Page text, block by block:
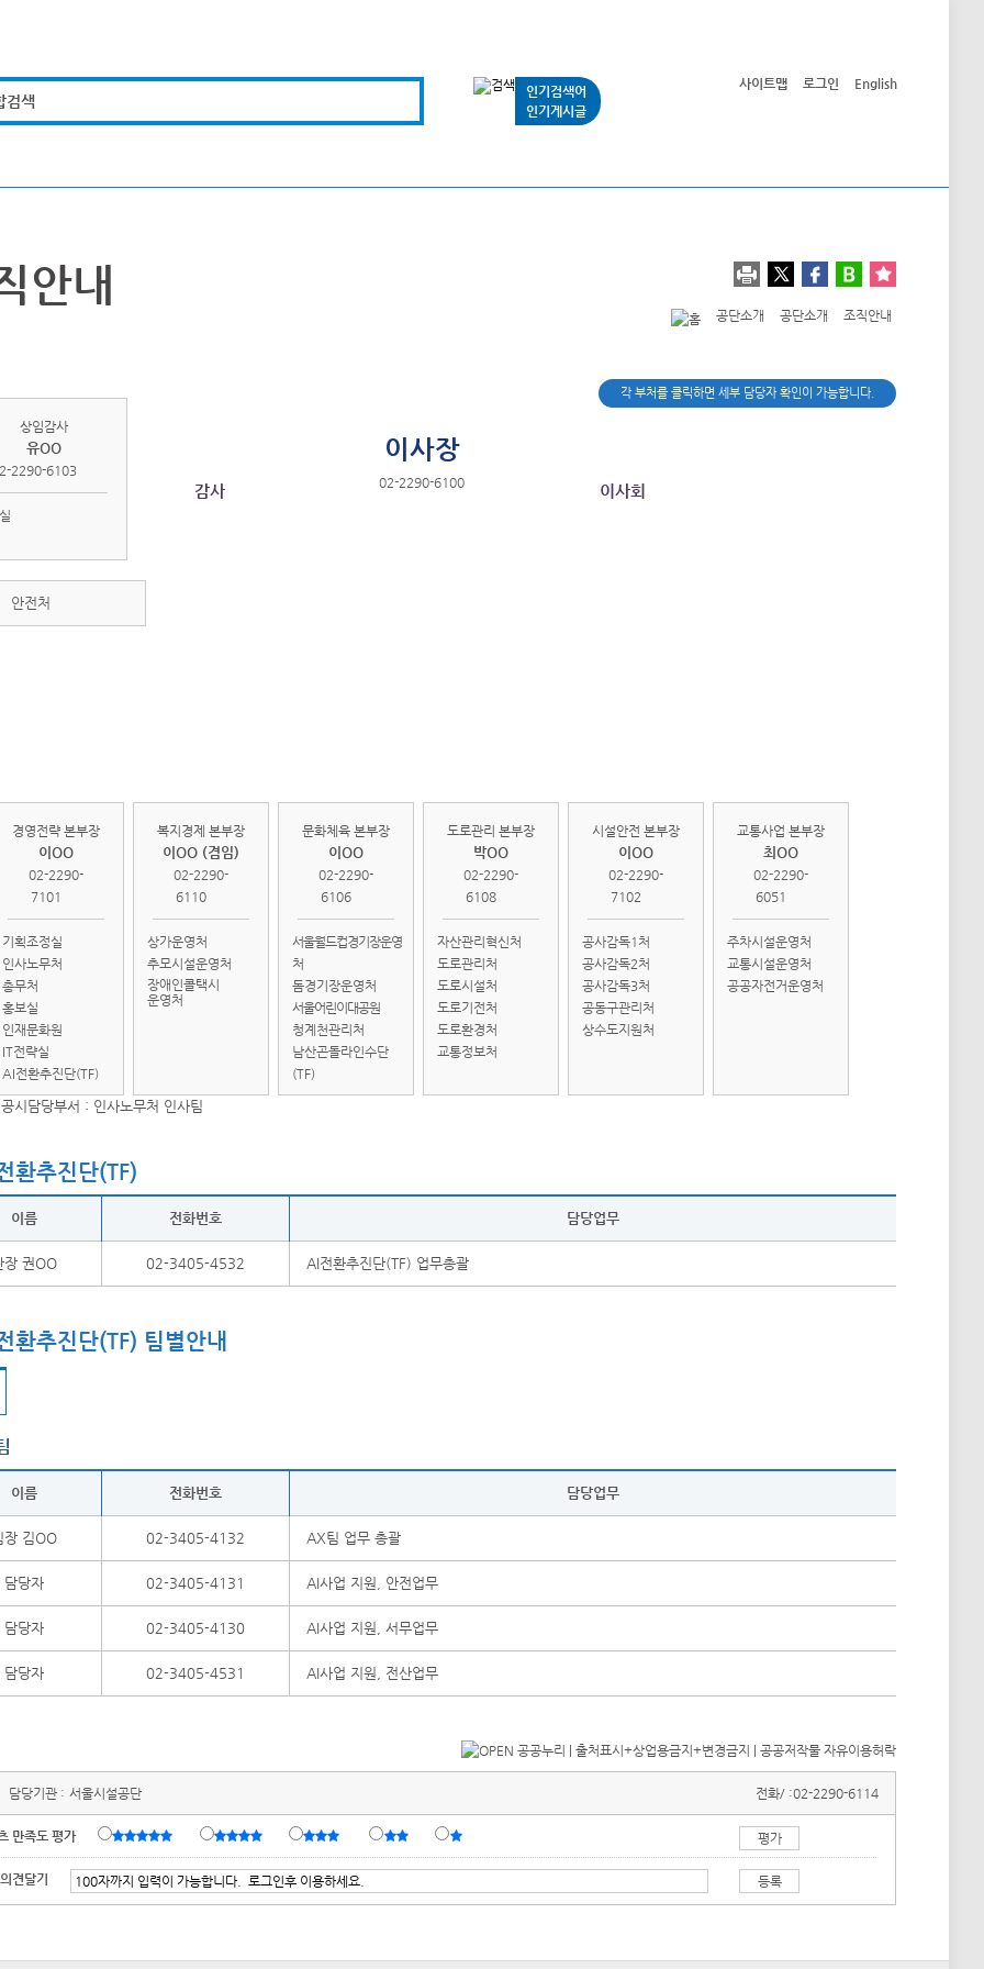
검색
인기검색어
인기게시글
사이트맵 로그인 English
안내
공단소개 공단소개 조직안내
각 부처를 클릭하면 세부 담당자 확인이 가능합니다.
이사장
02-2290-6100
감사
상임감사
유OO
2290-6103
이사회
경영전략 본부장
이OO
02-2290-
7101
기획조정실
인사노무처
총무처
홍보실
인재문화원
IT전략실
AI전환추진단(TF)
복지경제 본부장
이OO (겸임)
02-2290-
6110
상가운영처
추모시설운영처
장애인콜택시
운영처
문화체육 본부장
이OO
02-2290-
6106
서울월드컵경기장운영
처
돔경기장운영처
서울어린이대공원
청계천관리처
남산곤돌라인수단
(TF)
도로관리 본부장
박OO
02-2290-
6108
자산관리혁신처
도로관리처
도로시설처
도로기전처
도로환경처
교통정보처
시설안전 본부장
이OO
02-2290-
7102
공사감독1처
공사감독2처
공사감독3처
공동구관리처
상수도지원처
교통사업 본부장
최OO
02-2290-
6051
주차시설운영처
교통시설운영처
공공자전거운영처
안전처
시담당부서 : 인사노무처 인사팀
환추진단(TF)
이름 전화번호 담당업무
장 권OO 02-3405-4532 AI전환추진단(TF) 업무총괄
환추진단(TF) 팀별안내
이름 전화번호 담당업무
장 김OO 02-3405-4132 AX팀 업무 총괄
담당자 02-3405-4131 AI사업 지원, 안전업무
담당자 02-3405-4130 AI사업 지원, 서무업무
담당자 02-3405-4531 AI사업 지원, 전산업무
담당기관 : 서울시설공단 전화/ :02-2290-6114
만족도 평가
견달기